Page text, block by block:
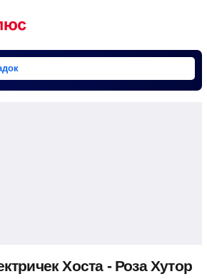
Хоста - Роза Хутор